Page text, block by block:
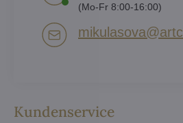
Kundenservice
(Mo-Fr 8:00-16:00)